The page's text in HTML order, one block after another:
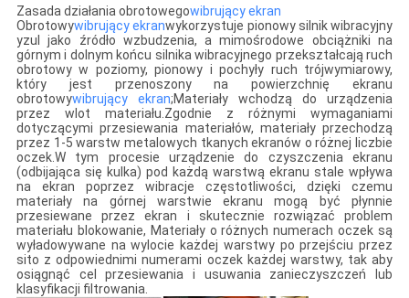
Zasada działania obrotowegowibrujący ekran
Obrotowywibrujący ekranwykorzystuje pionowy silnik wibracyjny
yzul jako źródło wzbudzenia, a mimośrodowe obciążniki na
górnym i dolnym końcu silnika wibracyjnego przekształcają ruch
obrotowy w poziomy, pionowy i pochyły ruch trójwymiarowy,
który jest przenoszony na powierzchnię ekranu
obrotowywibrujący ekran;Materiały wchodzą do urządzenia
przez wlot materiału.Zgodnie z różnymi wymaganiami
dotyczącymi przesiewania materiałów, materiały przechodzą
przez 1-5 warstw metalowych tkanych ekranów o różnej liczbie
oczek.W tym procesie urządzenie do czyszczenia ekranu
(odbijająca się kulka) pod każdą warstwą ekranu stale wpływa
na ekran poprzez wibracje częstotliwości, dzięki czemu
materiały na górnej warstwie ekranu mogą być płynnie
przesiewane przez ekran i skutecznie rozwiązać problem
materiału blokowanie, Materiały o różnych numerach oczek są
wyładowywane na wylocie każdej warstwy po przejściu przez
sito z odpowiednimi numerami oczek każdej warstwy, tak aby
osiągnąć cel przesiewania i usuwania zanieczyszczeń lub
klasyfikacji filtrowania.